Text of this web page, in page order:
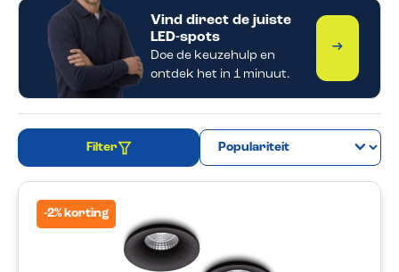
Vind direct de juiste
LED-spots
Doe de keuzehulp en
ontdek het in 1 minuut.
Start de
Filter
-2% korting